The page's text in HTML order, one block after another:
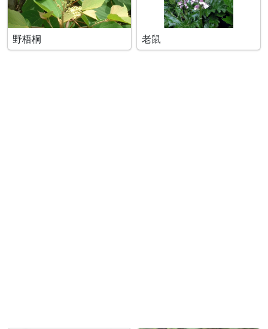
野梧桐 老鼠